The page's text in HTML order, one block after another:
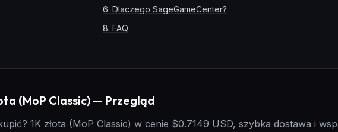
6. Dlaczego SageGameCenter?
8. FAQ
(MoP Classic) — Przegląd
1K złota (MoP Classic) w cenie $0.7149 USD, szybka dostawa i